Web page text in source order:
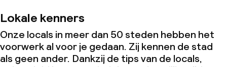
Lokale kenners
Onze locals in meer dan 50 steden hebben het
voorwerk al voor je gedaan. Zij kennen de stad
als geen ander. Dankzij de tips van de locals,